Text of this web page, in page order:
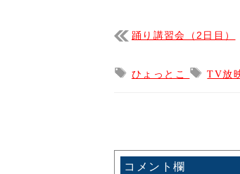
踊り講習会（2日目）
ひょっとこ TV放
コメント欄